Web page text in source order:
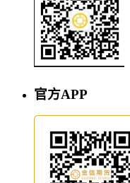
官方APP